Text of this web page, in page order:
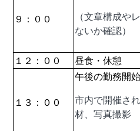
９：００
（文章構成や
ないか確認）
１２：００ 昼食・休憩
１３：００
午後の勤務開始
市内で開催さ
材、写真撮影